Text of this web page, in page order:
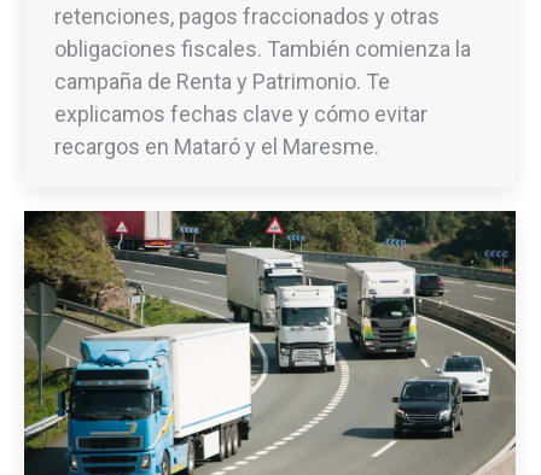
retenciones, pagos fraccionados y otras
obligaciones fiscales. También comienza la
campaña de Renta y Patrimonio. Te
explicamos fechas clave y cómo evitar
recargos en Mataró y el Maresme.